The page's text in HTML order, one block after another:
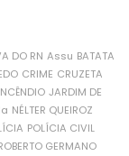
DO RN Assu BATATA
CRIME CRUZETA
JARDIM DE
NÉLTER QUEIROZ
POLÍCIA CIVIL
GERMANO